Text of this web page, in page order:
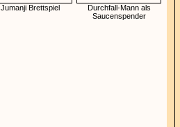
Jumanji Brettspiel
Durchfall-Mann als
Saucenspender